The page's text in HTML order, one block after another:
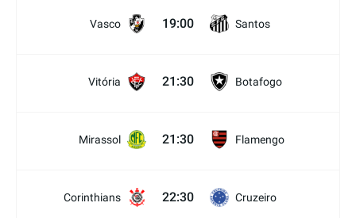
Vasco 19:00 Santos
Vitória 21:30 Botafogo
Mirassol 21:30 Flamengo
Corinthians 22:30 Cruzeiro